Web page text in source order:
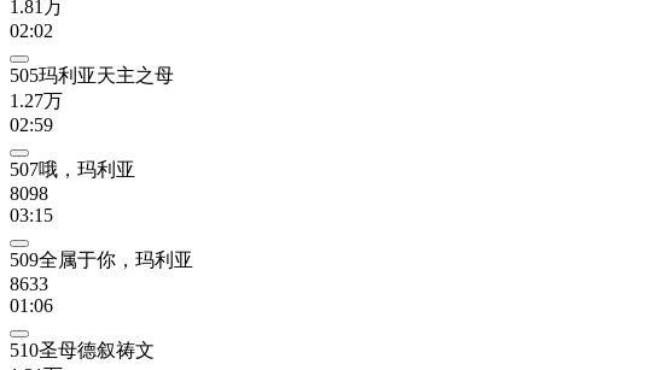
1.81万
02:02
505玛利亚天主之母
1.27万
02:59
507哦，玛利亚
8098
03:15
509全属于你，玛利亚
8633
01:06
510圣母德叙祷文